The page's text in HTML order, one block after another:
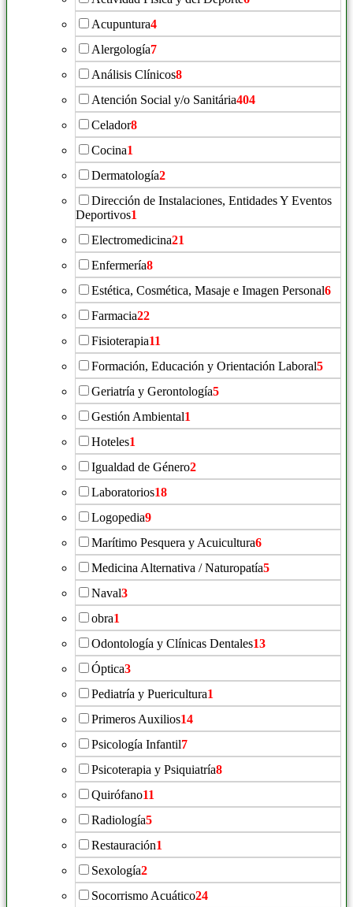
Acupuntura4
Alergología7
Análisis Clínicos8
Atención Social y/o Sanitária404
Celador8
Cocina1
Dermatología2
Dirección de Instalaciones, Entidades Y Eventos
Deportivos1
Electromedicina21
Enfermería8
Estética, Cosmética, Masaje e Imagen Personal6
Farmacia22
Fisioterapia11
Formación, Educación y Orientación Laboral5
Geriatría y Gerontología5
Gestión Ambiental1
Hoteles1
Igualdad de Género2
Laboratorios18
Logopedia9
Marítimo Pesquera y Acuicultura6
Medicina Alternativa / Naturopatía5
Naval3
obra1
Odontología y Clínicas Dentales13
Óptica3
Pediatría y Puericultura1
Primeros Auxilios14
Psicología Infantil7
Psicoterapia y Psiquiatría8
Quirófano11
Radiología5
Restauración1
Sexología2
Socorrismo Acuático24